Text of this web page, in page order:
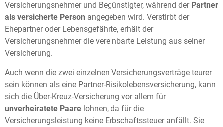
Versicherungsnehmer und Begünstigter, während der Partner
als versicherte Person angegeben wird. Verstirbt der
Ehepartner oder Lebensgefährte, erhält der
Versicherungsnehmer die vereinbarte Leistung aus seiner
Versicherung.
Auch wenn die zwei einzelnen Versicherungsverträge teurer
sein können als eine Partner-Risikolebensversicherung, kann
sich die Über-Kreuz-Versicherung vor allem für
unverheiratete Paare lohnen, da für die
Versicherungsleistung keine Erbschaftssteuer anfällt. Sie